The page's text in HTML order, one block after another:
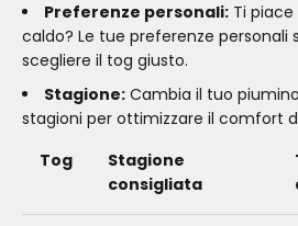
Preferenze personali: Ti
caldo? Le tue preferenze
scegliere il tog giusto.
Stagione: Cambia il tuo
stagioni per ottimizzare il comfort
Tog
Stagione
consigliata